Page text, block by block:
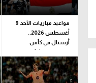
كويز في الجول
فيديو في الجول
مواعيد مباريات الأحد 9
أغسطس 2026..
أرسنال في كأس
الإمارات وناشئات اليد
للبرونزية